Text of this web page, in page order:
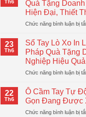
Th6
Quà Tặng
Hiện Đại, Thiết
Chức năng bình luận bị
23
Th6
Sổ Tay Lò Xo In
Pháp Quà Tặng
Nghiệp Hiệu Quả
Chức năng bình luận bị
22
Th6
Ô Cầm Tay Tự
Gọn Đang Được
Chức năng bình luận bị